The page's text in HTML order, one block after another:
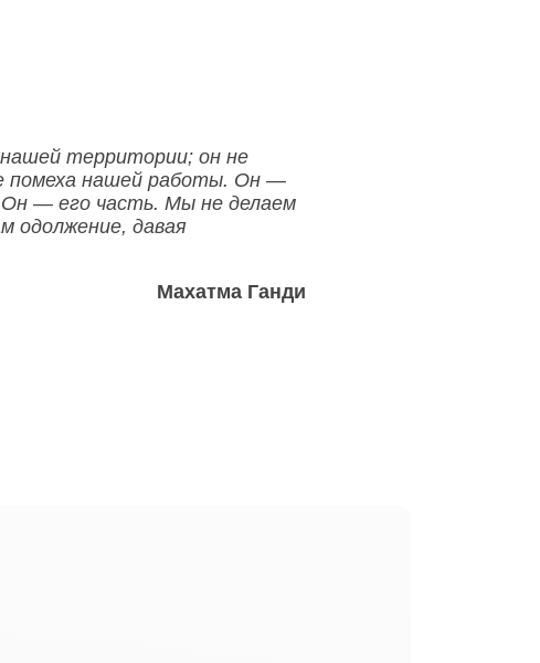
территории; он не
помеха нашей работы. Он —
Он — его часть. Мы не делаем
одолжение, давая
Махатма Ганди